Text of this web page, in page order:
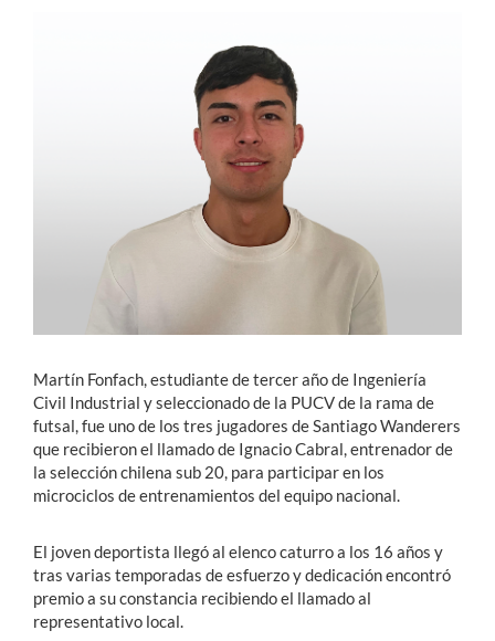
Martín Fonfach, estudiante de tercer año de Ingeniería
Civil Industrial y seleccionado de la PUCV de la rama de
futsal, fue uno de los tres jugadores de Santiago Wanderers
que recibieron el llamado de Ignacio Cabral, entrenador de
la selección chilena sub 20, para participar en los
microciclos de entrenamientos del equipo nacional.
El joven deportista llegó al elenco caturro a los 16 años y
tras varias temporadas de esfuerzo y dedicación encontró
premio a su constancia recibiendo el llamado al
representativo local.